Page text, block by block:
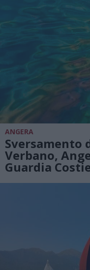
ANGERA
Sversamento
Verbano,
Guardia